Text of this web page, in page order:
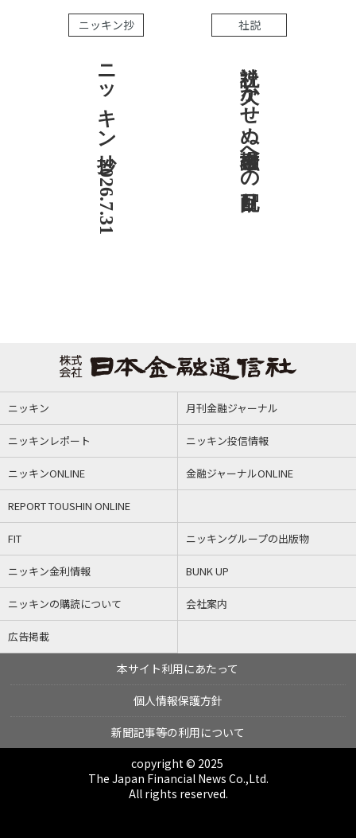
ニッキン抄
ニッキン抄 2026.7.31
社説
社説 欠かせぬ金融市場への目配り
ニッキン 月刊金融ジャーナル
ニッキンレポート ニッキン投信情報
ニッキンONLINE 金融ジャーナルONLINE
REPORT TOUSHIN ONLINE
FIT ニッキングループの出版物
ニッキン金利情報 BUNK UP
ニッキンの購読について 会社案内
広告掲載
本サイト利用にあたって
個人情報保護方針
新聞記事等の利用について
copyright © 2025
The Japan Financial News Co.,Ltd.
All rights reserved.